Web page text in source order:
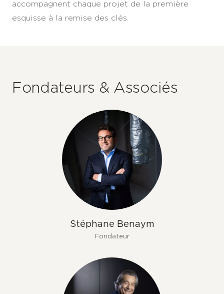
accompagnent chaque projet de la première
esquisse à la remise des clés.
Fondateurs & Associés
Stéphane Benaym
Fondateur